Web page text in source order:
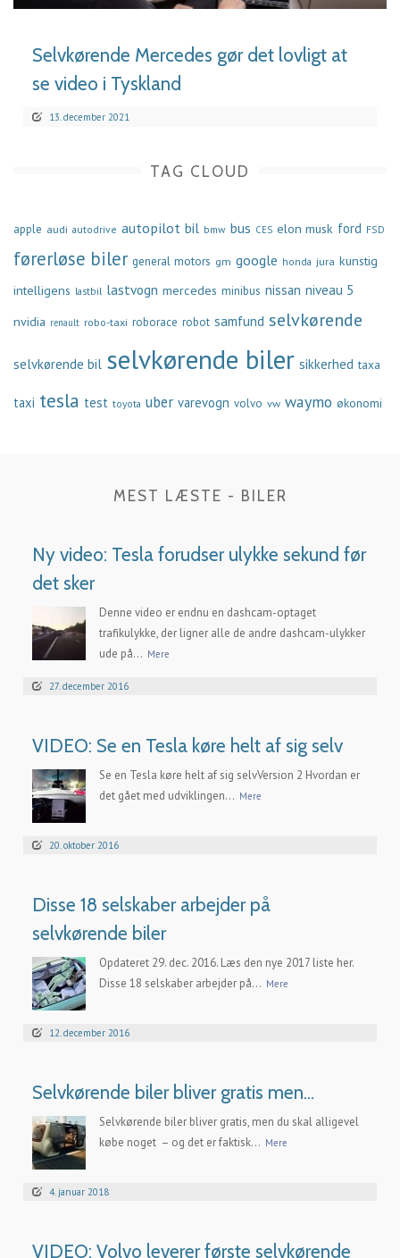
Selvkørende Mercedes gør det lovligt at
se video i Tyskland
13. december 2021
TAG CLOUD
apple audi autodrive autopilot bil bmw bus CES elon musk ford FSD
førerløse biler general motors gm google honda jura kunstig
intelligens lastbil lastvogn mercedes minibus nissan niveau 5
nvidia renault robo-taxi roborace robot samfund selvkørende
selvkørende bil selvkørende biler sikkerhed taxa
taxi tesla test toyota uber varevogn volvo vw waymo økonomi
MEST LÆSTE - BILER
Ny video: Tesla forudser ulykke sekund før
det sker
Denne video er endnu en dashcam-optaget
trafikulykke, der ligner alle de andre dashcam-ulykker
ude på... Mere
27. december 2016
VIDEO: Se en Tesla køre helt af sig selv
Se en Tesla køre helt af sig selvVersion 2 Hvordan er
det gået med udviklingen... Mere
20. oktober 2016
Disse 18 selskaber arbejder på
selvkørende biler
Opdateret 29. dec. 2016. Læs den nye 2017 liste her.
Disse 18 selskaber arbejder på... Mere
12. december 2016
Selvkørende biler bliver gratis men…
Selvkørende biler bliver gratis, men du skal alligevel
købe noget – og det er faktisk... Mere
4. januar 2018
VIDEO: Volvo leverer første selvkørende